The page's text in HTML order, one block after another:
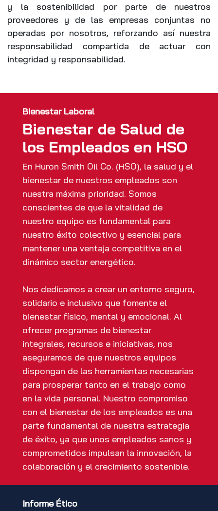
y la sostenibilidad por parte de nuestros
proveedores y de las empresas conjuntas no
operadas por nosotros, reforzando así nuestra
responsabilidad compartida de actuar con
integridad y responsabilidad.
Bienestar Laboral
Bienestar de Salud de
los Empleados en HSO
En Huron Smith Oil Co. (HSO), la salud y el
bienestar de nuestros empleados son
nuestra máxima prioridad. Somos
conscientes de que la vitalidad de
nuestro equipo es fundamental para
nuestro éxito colectivo y esencial para
mantener una ventaja competitiva en el
dinámico sector energético.
Nos dedicamos a crear un entorno seguro,
solidario e inclusivo que fomente el
bienestar físico, mental y emocional. Al
ofrecer programas de bienestar
integrales, recursos e iniciativas, nos
aseguramos de que nuestros equipos
dispongan de las herramientas necesarias
para prosperar tanto en el trabajo como
en la vida personal. Nuestro compromiso
con el bienestar de los empleados es una
parte fundamental de nuestra estrategia
de éxito, ya que unos empleados sanos y
comprometidos impulsan la innovación, la
colaboración y el crecimiento sostenible.
Informe Ético